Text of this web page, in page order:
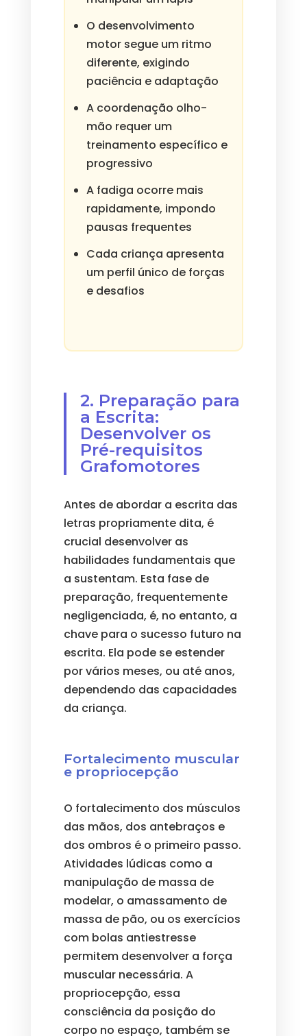
O desenvolvimento
motor segue um ritmo
diferente, exigindo
paciência e adaptação
A coordenação olho-
mão requer um
treinamento específico e
progressivo
A fadiga ocorre mais
rapidamente, impondo
pausas frequentes
Cada criança apresenta
um perfil único de forças
e desafios
2. Preparação para
a Escrita:
Desenvolver os
Pré-requisitos
Grafomotores
Antes de abordar a escrita das
letras propriamente dita, é
crucial desenvolver as
habilidades fundamentais que
a sustentam. Esta fase de
preparação, frequentemente
negligenciada, é, no entanto, a
chave para o sucesso futuro na
escrita. Ela pode se estender
por vários meses, ou até anos,
dependendo das capacidades
da criança.
Fortalecimento muscular
e propriocepção
O fortalecimento dos músculos
das mãos, dos antebraços e
dos ombros é o primeiro passo.
Atividades lúdicas como a
manipulação de massa de
modelar, o amassamento de
massa de pão, ou os exercícios
com bolas antiestresse
permitem desenvolver a força
muscular necessária. A
propriocepção, essa
consciência da posição do
corpo no espaço, também se